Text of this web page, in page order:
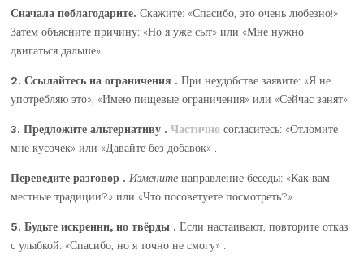
Сначала поблагодарите. Скажите: «Спасибо, это очень любезно!»
Затем объясните причину: «Но я уже сыт» или «Мне нужно
двигаться дальше» .
2. Ссылайтесь на ограничения . При неудобстве заявите: «Я не
употребляю это», «Имею пищевые ограничения» или «Сейчас занят».
3. Предложите альтернативу . Частично согласитесь: «Отломите
мне кусочек» или «Давайте без добавок» .
Переведите разговор . Измените направление беседы: «Как вам
местные традиции?» или «Что посоветуете посмотреть?» .
5. Будьте искренни, но твёрды . Если настаивают, повторите отказ
с улыбкой: «Спасибо, но я точно не смогу» .